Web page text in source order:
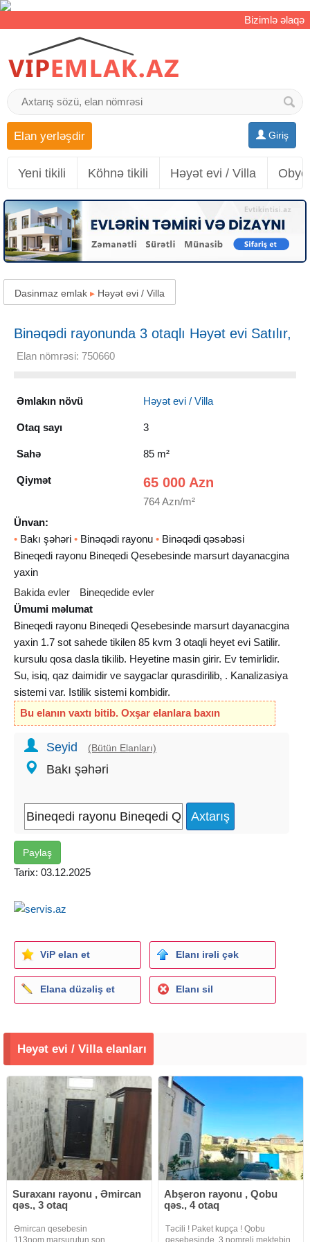
Bizimlə əlaqə
Giriş
Elan yerləşdir
Yeni tikili Köhnə tikili Həyət evi / Villa
Dasinmaz emlak ▸ Həyət evi / Villa
Binəqədi rayonunda 3 otaqlı Həyət evi Satılır,
85 m²
Elan nömrəsi: 750660
Əmlakın növü Həyət evi / Villa
Otaq sayı 3
Sahə 85 m²
Qiymət 65 000 Azn
764 Azn/m²
Ünvan:
• Bakı şəhəri • Binəqədi rayonu • Binəqədi qəsəbəsi
Bineqedi rayonu Bineqedi Qesebesinde marsurt dayanacgina
yaxin
Bakida evler
Bineqedide evler
Ümumi məlumat
Bineqedi rayonu Bineqedi Qesebesinde marsurt dayanacgina
yaxin 1.7 sot sahede tikilen 85 kvm 3 otaqli heyet evi Satilir.
kursulu qosa dasla tikilib. Heyetine masin girir. Ev temirlidir.
Su, isiq, qaz daimidir ve saygaclar qurasdirilib, . Kanalizasiya
sistemi var. Istilik sistemi kombidir.
Bu elanın vaxtı bitib. Oxşar elanlara baxın
Seyid (Bütün Elanları)
Bakı şəhəri
Paylaş
Tarix: 03.12.2025
ViP elan et Elanı irəli çək
Elana düzəliş et Elanı sil
Həyət evi / Villa elanları
Suraxanı rayonu , Əmircan
qəs., 3 otaq
Əmircan qesebesin
113nom.marsurutun son
Abşeron rayonu , Qobu
qəs., 4 otaq
Təcili ! Paket kupça ! Qobu
qesebesinde, 3 nomreli mektebin